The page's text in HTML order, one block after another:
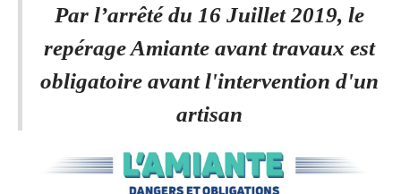
Par l’arrêté du 16 Juillet 2019, le
repérage Amiante avant travaux est
obligatoire avant l'intervention d'un
artisan